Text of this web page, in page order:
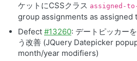
ケットにCSSクラス assigned-
group assignments as assigned
Defect #13260: デートピッカー
う改善 (JQuery Datepicker
month/year modifiers)